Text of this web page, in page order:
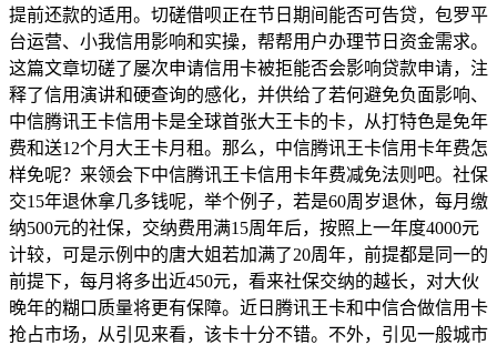
提前还款的适用。切磋借呗正在节日期间能否可告贷，包罗平
台运营、小我信用影响和实操，帮帮用户办理节日资金需求。
这篇文章切磋了屡次申请信用卡被拒能否会影响贷款申请，注
释了信用演讲和硬查询的感化，并供给了若何避免负面影响、
中信腾讯王卡信用卡是全球首张大王卡的卡，从打特色是免年
费和送12个月大王卡月租。那么，中信腾讯王卡信用卡年费怎
样免呢？来领会下中信腾讯王卡信用卡年费减免法则吧。社保
交15年退休拿几多钱呢，举个例子，若是60周岁退休，每月缴
纳500元的社保，交纳费用满15周年后，按照上一年度4000元
计较，可是示例中的唐大姐若加满了20周年，前提都是同一的
前提下，每月将多出近450元，看来社保交纳的越长，对大伙
晚年的糊口质量将更有保障。近日腾讯王卡和中信合做信用卡
抢占市场，从引见来看，该卡十分不错。不外，引见一般城市